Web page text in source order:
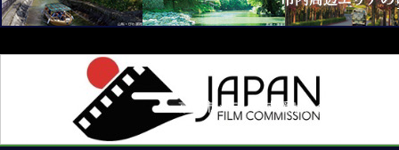
京都市メディア支援センターについて